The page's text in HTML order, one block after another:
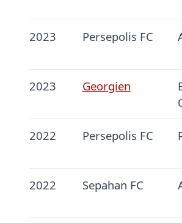
2023 Persepolis FC
2023 Georgien
2022 Persepolis FC
2022 Sepahan FC